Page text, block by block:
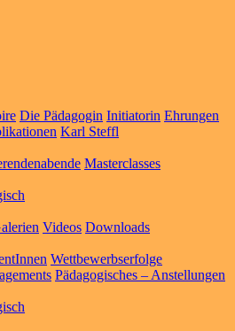
Die Pädagogin Initiatorin Ehrungen
Karl Steffl
Masterclasses
Videos Downloads
Wettbewerbserfolge
Pädagogisches – Anstellungen